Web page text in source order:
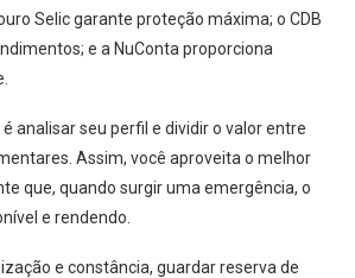
Selic garante proteção máxima; o CDB
e a NuConta proporciona
analisar seu perfil e dividir o valor entre
Assim, você aproveita o melhor
que, quando surgir uma emergência, o
e rendendo.
e constância, guardar reserva de